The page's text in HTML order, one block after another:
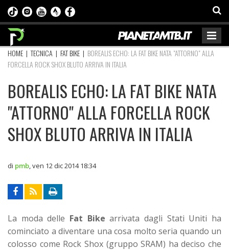
HOME |TECNICA | FAT BIKE | BOREALIS ECHO: LA FAT BIKE NATA "ATTORNO" ALLA
FORCELLA ROCK SHOX BLUTO ARRIVA IN ITALIA
BOREALIS ECHO: LA FAT BIKE NATA
"ATTORNO" ALLA FORCELLA ROCK
SHOX BLUTO ARRIVA IN ITALIA
di pmb ven 12 dic 2014 18:34
La moda delle Fat Bike arrivata dagli Stati Uniti ha
cominciato a diventare una cosa molto seria quando un
colosso come Rock Shox (gruppo SRAM) ha deciso che